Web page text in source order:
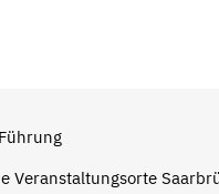
Veranstaltungsorte